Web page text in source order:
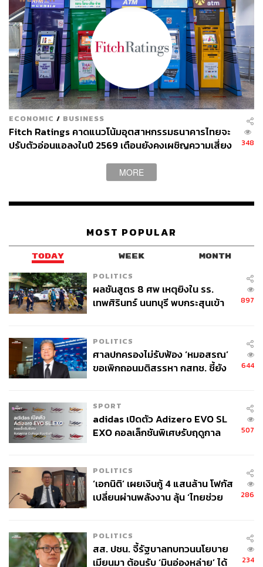
ECONOMIC / BUSINESS
Fitch Ratings คาดแนวโน้มอุตสาหกรรมธนาคารไทยจะ
ปรับตัวอ่อนแอลงในปี 2569 เตือนยังคงเผชิญความเสี่ยง
348
MORE
MOST POPULAR
TODAY WEEK MONTH
POLITICS
ผลชันสูตร 8 ศพ เหตุยิงใน รร.
เทพศิรินทร์ นนทบุรี พบกระสุนเข้า
897
POLITICS
ศาลปกครองไม่รับฟ้อง ‘หมอสรณ’
ขอเพิกถอนมติสรรหา กสทช. ชี้ยัง
644
SPORT
adidas เปิดตัว Adizero EVO SL
EXO คอลเล็กชันพิเศษรับฤดูกาล
507
POLITICS
‘เอกนิติ’ เผยเงินกู้ 4 แสนล้าน โฟกัส
เปลี่ยนผ่านพลังงาน ลุ้น ‘ไทยช่วย
286
POLITICS
สส. ปชน. จี้รัฐบาลทบทวนนโยบาย
เมียนมา ต้อนรับ ‘มินอ่องหล่าย’ ได้
234